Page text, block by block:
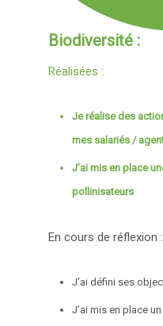
Biodiversité :
Réalisées :
Je réalise des
mes salariés /
J’ai mis en place
pollinisateurs
En cours de réflexion :
J’ai défini ses
J’ai mis en place